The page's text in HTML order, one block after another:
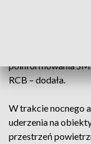
poinformowania
RCB – dodała.
W trakcie nocnego
uderzenia na
przestrzeń